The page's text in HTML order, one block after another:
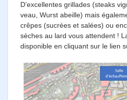
D’excellentes grillades (steaks
veau, Wurst abeille) mais
crêpes (sucrées et salées) ou
sèches au lard vous attendent !
disponible en cliquant sur le lien